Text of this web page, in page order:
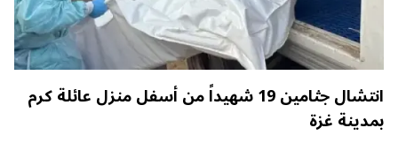
انتشال جثامين 19 شهيداً من أسفل منزل عائلة كرم
بمدينة غزة